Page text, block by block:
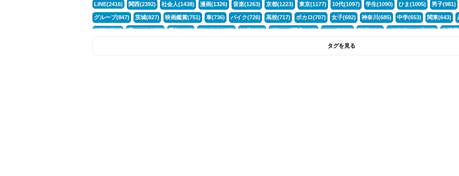
LINE(2416) 関西(2392) 社会人(1438) 漫画(1326) 音楽(1263) 京都(1223) 東京(1177) 10代(1097) 学生(1090) ひま(1005) 男子(981)
グループ(847) 茨城(827) 映画鑑賞(751) 車(736) バイク(726) 高校(717) ボカロ(707) 女子(692) 神奈川(685) 中学(653) 関東(643)
APEX(519) 暇つぶし(476) 愛知(468) モンスト(465) 30代(433) グループ募集(412) マンガ(401) 映画(396) LINEグループ(388) 友達
フォートナイト(320)
タグを見る